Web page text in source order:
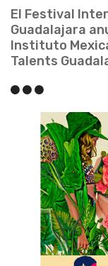
El Festival
Guadalajara
Instituto
Talents